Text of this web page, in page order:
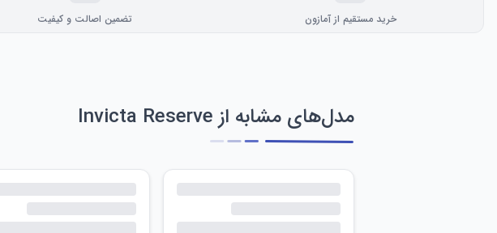
خرید مستقیم از آمازون تضمین اصالت و کیفیت
مدل‌های مشابه از Invicta Reserve